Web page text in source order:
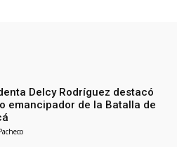
Delcy Rodríguez destacó
emancipador de la Batalla de